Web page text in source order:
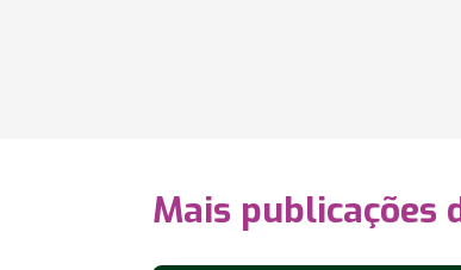
Mais publicações